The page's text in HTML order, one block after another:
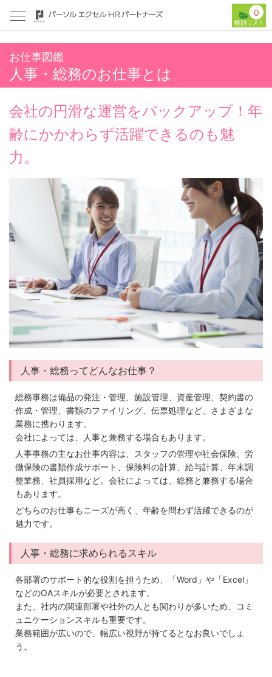
0
お仕事図鑑
人事・総務のお仕事とは
会社の円滑な運営をバックアップ！年
齢にかかわらず活躍できるのも魅
力。
人事・総務ってどんなお仕事？
総務事務は備品の発注・管理、施設管理、資産管理、契約書の
作成・管理、書類のファイリング、伝票処理など、さまざまな
業務に携わります。
会社によっては、人事と兼務する場合もあります。
人事事務の主なお仕事内容は、スタッフの管理や社会保険、労
働保険の書類作成サポート、保険料の計算、給与計算、年末調
整業務、社員採用など。会社によっては、総務と兼務する場合
もあります。
どちらのお仕事もニーズが高く、年齢を問わず活躍できるのが
魅力です。
人事・総務に求められるスキル
各部署のサポート的な役割を担うため、「Word」や「Excel」
などのOAスキルが必要とされます。
また、社内の関連部署や社外の人とも関わりが多いため、コミ
ュニケーションスキルも重要です。
業務範囲が広いので、幅広い視野が持てるとなお良いでしょ
う。